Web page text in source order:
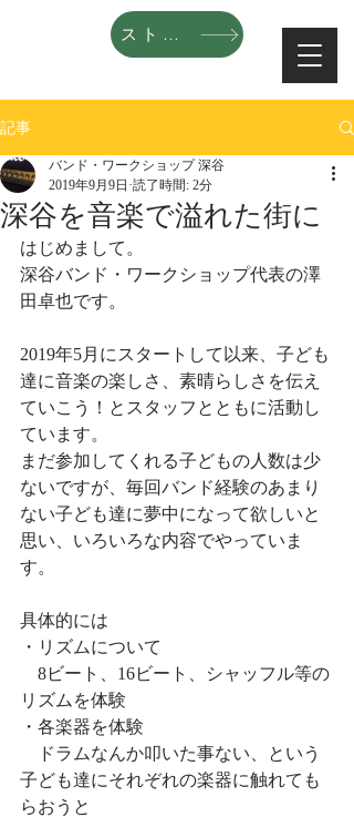
ストアへ
記事
深谷を音楽で溢れた街に
バンド・ワークショップ 深谷
2019年9月9日 読了時間: 2分
はじめまして。
深谷バンド・ワークショップ代表の澤
田卓也です。
2019年5月にスタートして以来、子ども
達に音楽の楽しさ、素晴らしさを伝え
ていこう！とスタッフとともに活動し
ています。
まだ参加してくれる子どもの人数は少
ないですが、毎回バンド経験のあまり
ない子ども達に夢中になって欲しいと
思い、いろいろな内容でやっていま
す。
具体的には
・リズムについて
8ビート、16ビート、シャッフル等の
リズムを体験
・各楽器を体験
ドラムなんか叩いた事ない、という
子ども達にそれぞれの楽器に触れても
らおうと